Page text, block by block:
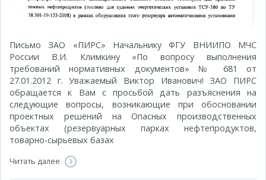
Письмо ЗАО «ПИРС» Начальнику ФГУ ВНИИПО МЧС
России В.И. Климкину «По вопросу выполнения
требований нормативных документов» № 681 от
27.01.2012 г. Уважаемый Виктор Иванович! ЗАО ПИРС
обращается к Вам с просьбой дать разъяснения на
следующие вопросы, возникающие при обосновании
проектных решений на Опасных производственных
объектах (резервуарных парках нефтепродуктов,
товарно-сырьевых базах
Читать далее